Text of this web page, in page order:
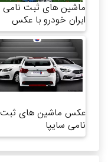
ماشین های ثبت نامی
ایران خودرو با عکس
عکس ماشین های ثبت
نامی سایپا